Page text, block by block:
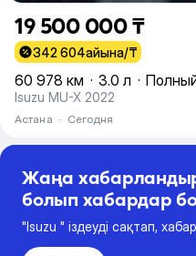
19 500 000 ₸
342 604айына/₸
60 978 км · 3.0 л ·
Isuzu MU-X 2022
Астана · Сегодня
Жаңа
болып хабардар
"Isuzu " іздеуді сақтап,